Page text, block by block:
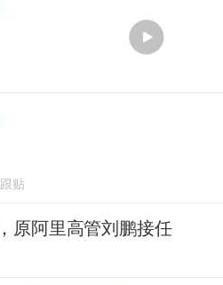
跟贴
，原阿里高管刘鹏接任